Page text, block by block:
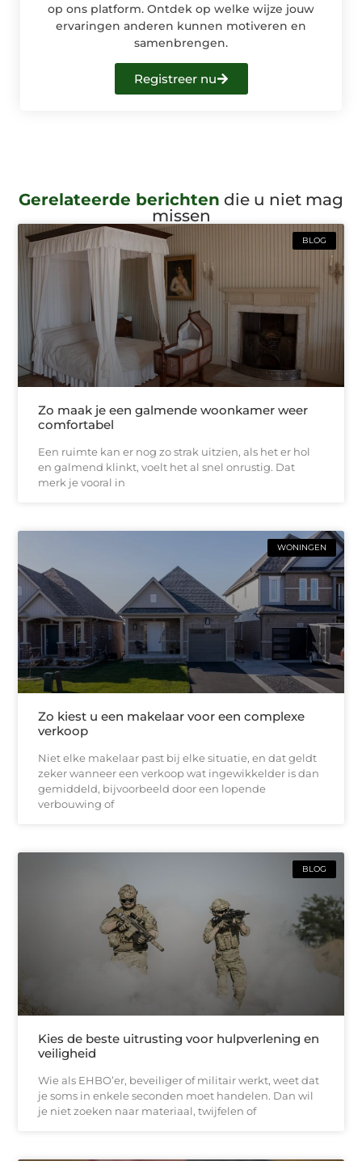
op ons platform. Ontdek op welke wijze jouw
ervaringen anderen kunnen motiveren en
samenbrengen.
Registreer nu
Gerelateerde berichten die u niet mag
missen
BLOG
Zo maak je een galmende woonkamer weer
comfortabel
Een ruimte kan er nog zo strak uitzien, als het er hol
en galmend klinkt, voelt het al snel onrustig. Dat
merk je vooral in
WONINGEN
Zo kiest u een makelaar voor een complexe
verkoop
Niet elke makelaar past bij elke situatie, en dat geldt
zeker wanneer een verkoop wat ingewikkelder is dan
gemiddeld, bijvoorbeeld door een lopende
verbouwing of
BLOG
Kies de beste uitrusting voor hulpverlening en
veiligheid
Wie als EHBO’er, beveiliger of militair werkt, weet dat
je soms in enkele seconden moet handelen. Dan wil
je niet zoeken naar materiaal, twijfelen of